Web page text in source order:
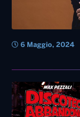
6 Maggio, 2024